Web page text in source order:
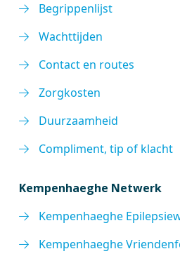
Begrippenlijst
Wachttijden
Contact en routes
Zorgkosten
Duurzaamheid
Compliment, tip of klacht
Kempenhaeghe Netwerk
Kempenhaeghe
Kempenhaeghe